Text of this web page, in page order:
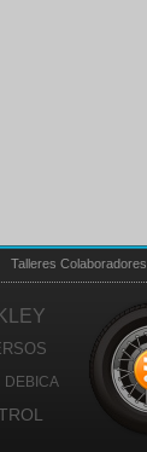
Talleres Colaboradores
DEBICA